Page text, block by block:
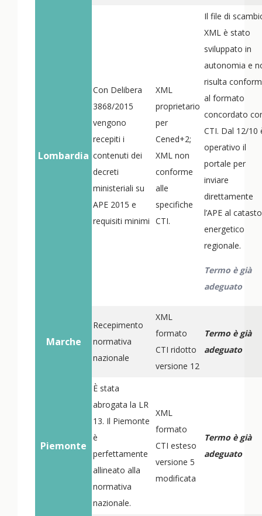
Lombardia
Con Delibera
3868/2015
vengono
recepiti i
contenuti dei
decreti
ministeriali su
APE 2015 e
requisiti minimi
XML
proprietario
per
Cened+2;
XML non
conforme
alle
specifiche
CTI.
Il file di
XML è stato
sviluppato in
autonomia e
risulta
al formato
concordato
CTI. Dal 12/10
operativo il
portale per
inviare
direttamente
l’APE al catasto
energetico
regionale.
Termo è già
adeguato
Marche
Recepimento
normativa
nazionale
XML
formato
CTI ridotto
versione 12
Termo è già
adeguato
Piemonte
È stata
abrogata la LR
13. Il Piemonte
è
perfettamente
allineato alla
normativa
nazionale.
XML
formato
CTI esteso
versione 5
modificata
Termo è già
adeguato